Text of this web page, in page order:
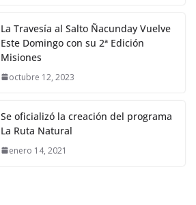
La Travesía al Salto Ñacunday Vuelve
Este Domingo con su 2ª Edición
Misiones
octubre 12, 2023
Se oficializó la creación del programa
La Ruta Natural
enero 14, 2021